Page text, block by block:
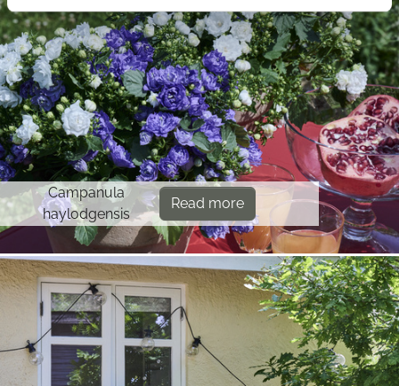
Campanula
haylodgensis
Read more